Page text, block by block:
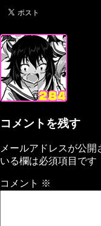
コメントを残す
メールアドレスが公開
いる欄は必須項目です
コメント ※